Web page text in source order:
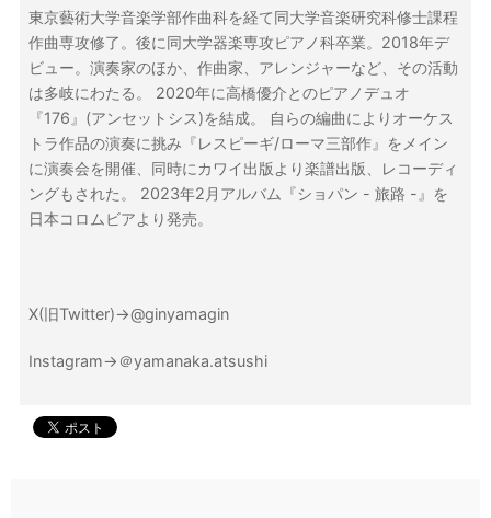
東京藝術大学音楽学部作曲科を経て同大学音楽研究科修士課程
作曲専攻修了。後に同大学器楽専攻ピアノ科卒業。2018年デ
ビュー。演奏家のほか、作曲家、アレンジャーなど、その活動
は多岐にわたる。 2020年に高橋優介とのピアノデュオ
『176』(アンセットシス)を結成。 自らの編曲によりオーケス
トラ作品の演奏に挑み『レスピーギ/ローマ三部作』をメイン
に演奏会を開催、同時にカワイ出版より楽譜出版、レコーディ
ングもされた。 2023年2月アルバム『ショパン - 旅路 -』を
日本コロムビアより発売。
X(旧Twitter)→@ginyamagin
Instagram→＠yamanaka.atsushi